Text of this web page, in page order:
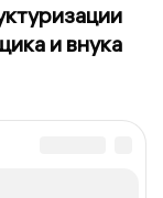
и внука